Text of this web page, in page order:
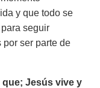
y que todo se
seguir
por ser parte de
que; Jesús vive y